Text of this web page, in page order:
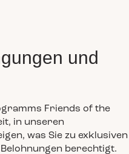
und
Friends of the
in unseren
was Sie zu exklusiven
berechtigt.